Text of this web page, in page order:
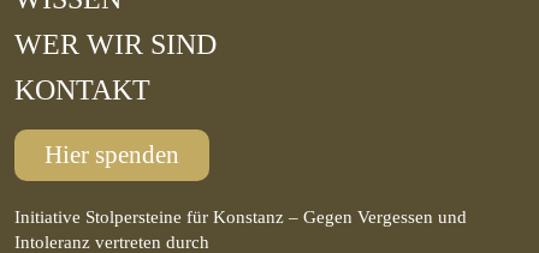
WER WIR SIND
KONTAKT
Hier spenden
Initiative Stolpersteine für Konstanz – Gegen Vergessen und
Intoleranz vertreten durch